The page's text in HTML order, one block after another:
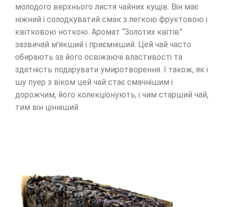
молодого верхнього листя чайних кущів. Він має
ніжний і солодкуватий смак з легкою фруктовою і
квітковою ноткою. Аромат “Золотих квітів”
зазвичай м’якший і приємніший. Цей чай часто
обирають за його освіжаючі властивості та
здатність подарувати умиротворення. І також, як і
шу пуер з віком цей чай стає смачнішим і
дорожчим, його колекціонують, і чим старший чай,
тим він цінніший